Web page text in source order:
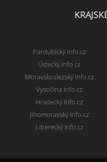
Pardubický Info.cz
Ústecký Info.cz
Moravskoslezský Info.cz
Vysočina Info.cz
Hradecký Info.cz
Jihomoravský Info.cz
Liberecký Info.cz